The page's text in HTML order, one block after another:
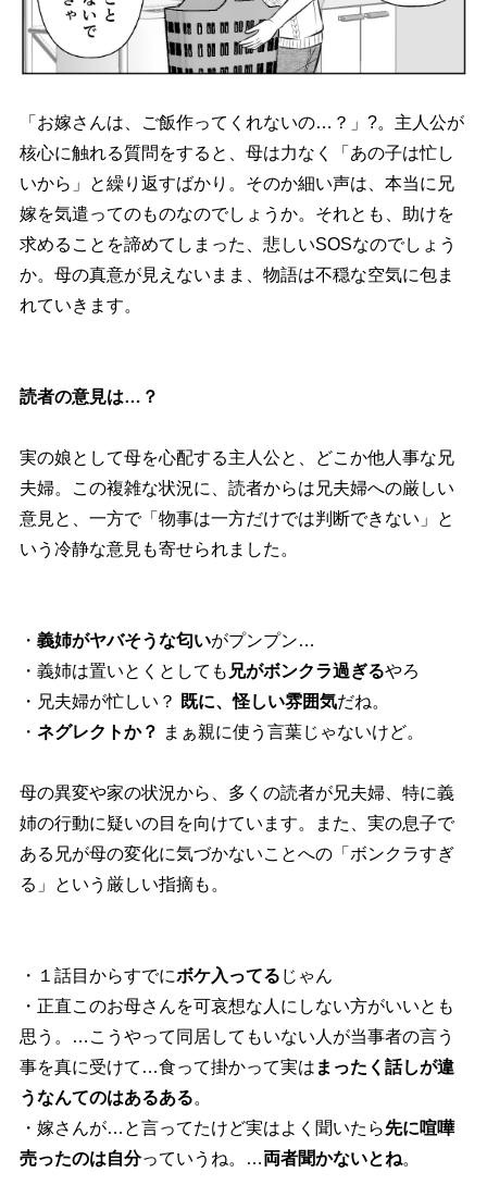
「お嫁さんは、ご飯作ってくれないの…？」?。主人公が
核心に触れる質問をすると、母は力なく「あの子は忙し
いから」と繰り返すばかり。そのか細い声は、本当に兄
嫁を気遣ってのものなのでしょうか。それとも、助けを
求めることを諦めてしまった、悲しいSOSなのでしょう
か。母の真意が見えないまま、物語は不穏な空気に包ま
れていきます。
読者の意見は…？
実の娘として母を心配する主人公と、どこか他人事な兄
夫婦。この複雑な状況に、読者からは兄夫婦への厳しい
意見と、一方で「物事は一方だけでは判断できない」と
いう冷静な意見も寄せられました。
・ 義姉がヤバそうな匂いがプンプン…
・義姉は置いとくとしても 兄がボンクラ過ぎるろ
・兄夫婦が忙しい？
既に、怪しい雰囲気だね。
・ ネグレクトか？ まぁ親に使う言葉じゃないけど。
母の異変や家の状況から、多くの読者が兄夫婦、特に義
姉の行動に疑いの目を向けています。また、実の息子で
ある兄が母の変化に気づかないことへの「ボンクラすぎ
る」という厳しい指摘も。
・１話目からすでにボケ入ってる じゃん
・正直このお母さんを可哀想な人にしない方がいいとも
思う。…こうやって同居してもいない人が当事者の言う
事を真に受けて…食って掛かって実は まったく話しが違
うなんてのはあるある。
・嫁さんが…と言ってたけど実はよく聞いたら先に喧嘩
売ったのは自分っていうね。…両者聞かないとね。